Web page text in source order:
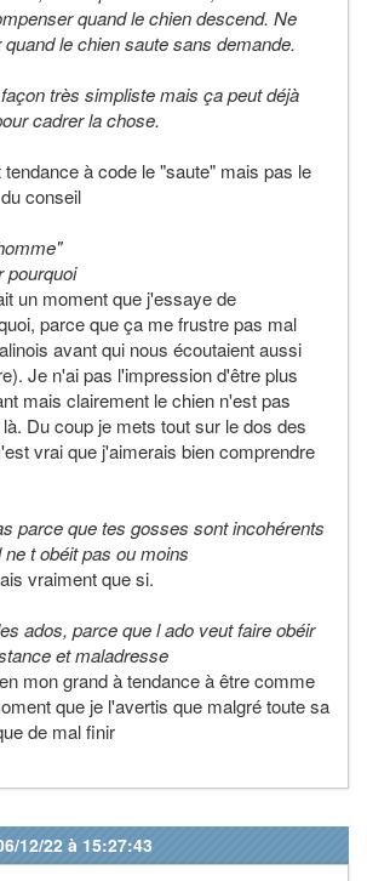
quand le chien descend. Ne
le chien saute sans demande.
très simpliste mais ça peut déjà
cadrer la chose.
à code le "saute" mais pas le
conseil
pourquoi
un moment que j'essaye de
parce que ça me frustre pas mal
avant qui nous écoutaient aussi
Je n'ai pas l'impression d'être plus
mais clairement le chien n'est pas
Du coup je mets tout sur le dos des
vrai que j'aimerais bien comprendre
parce que tes gosses sont incohérents
t obéit pas ou moins
vraiment que si.
ados, parce que l ado veut faire obéir
et maladresse
mon grand à tendance à être comme
que je l'avertis que malgré toute sa
de mal finir
12/22 à 15:27:43